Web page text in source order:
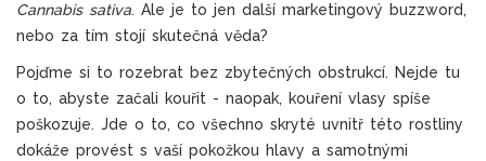
Cannabis sativa. Ale je to jen další marketingový buzzword,
nebo za tím stojí skutečná věda?
Pojďme si to rozebrat bez zbytečných obstrukcí. Nejde tu
o to, abyste začali kouřit - naopak, kouření vlasy spíše
poškozuje. Jde o to, co všechno skryté uvnitř této rostliny
dokáže provést s vaší pokožkou hlavy a samotnými